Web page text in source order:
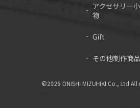
アクセサリー小
物
Gift
その他制作商品
©2026 ONISHI MIZUHIKI Co., Ltd All